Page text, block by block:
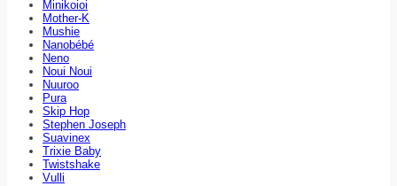
Minikoioi
Mother-K
Mushie
Nanobébé
Neno
Noui Noui
Nuuroo
Pura
Skip Hop
Stephen Joseph
Suavinex
Trixie Baby
Twistshake
Vulli